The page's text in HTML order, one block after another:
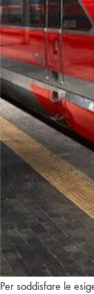
Per soddisfare le